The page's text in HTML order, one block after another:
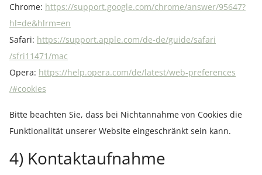
Chrome: https://support.google.com/chrome/answer/95647?
hl=de&hlrm=en
Safari: https://support.apple.com/de-de/guide/safari
/sfri11471/mac
Opera: https://help.opera.com/de/latest/web-preferences
/#cookies
Bitte beachten Sie, dass bei Nichtannahme von Cookies die
Funktionalität unserer Website eingeschränkt sein kann.
4) Kontaktaufnahme